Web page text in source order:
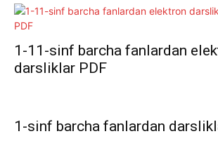
1-11-sinf barcha fanlardan
darsliklar PDF
1-sinf barcha fanlardan